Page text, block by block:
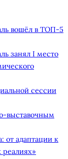
вошёл в ТОП-5
занял I место
сессии
выставочным
от адаптации к
реалиях»